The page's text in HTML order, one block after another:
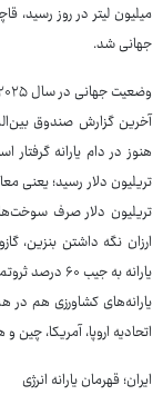
جهانی شد.
وضعیت جهانی در سال ۲۰۲۵
آخرین گزارش صندوق
اتحادیه اروپا، آمریکا،
ایران؛ قهرمان یارانه انرژی